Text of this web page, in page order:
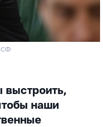
СФ
выстроить,
наши